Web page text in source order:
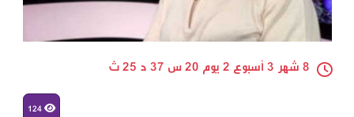
8 شهر 3 أسبوع 2 يوم 20 س 37 د 25 ث
124